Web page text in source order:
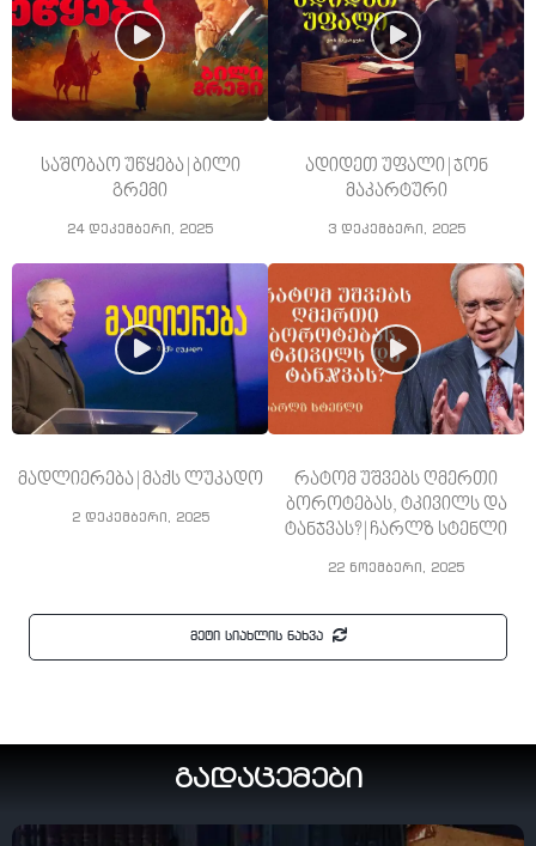
საშობაო უწყება | ბილი
გრემი
24 დეკემბერი, 2025
ადიდეთ უფალი | ჯონ
მაკარტური
3 დეკემბერი, 2025
მადლიერება | მაქს ლუკადო
2 დეკემბერი, 2025
რატომ უშვებს ღმერთი
ბოროტებას, ტკივილს და
ტანჯვას? | ჩარლზ სტენლი
22 ნოემბერი, 2025
მეტი სიახლის ნახვა
გადაცემები